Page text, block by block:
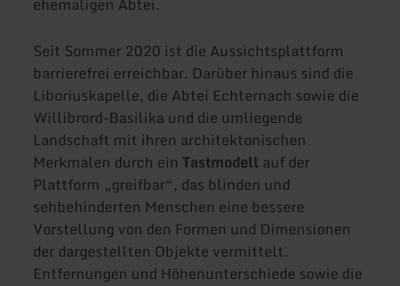
ehemaligen Abtei.
Seit Sommer 2020 ist die Aussichtsplattform
barrierefrei erreichbar. Darüber hinaus sind die
Liboriuskapelle, die Abtei Echternach sowie die
Willibrord-Basilika und die umliegende
Landschaft mit ihren architektonischen
Merkmalen durch einTastmodell auf der
Plattform „greifbar“, das blinden und
sehbehinderten Menschen eine bessere
Vorstellung von den Formen und Dimensionen
der dargestellten Objekte vermittelt.
Entfernungen und Höhenunterschiede sowie die